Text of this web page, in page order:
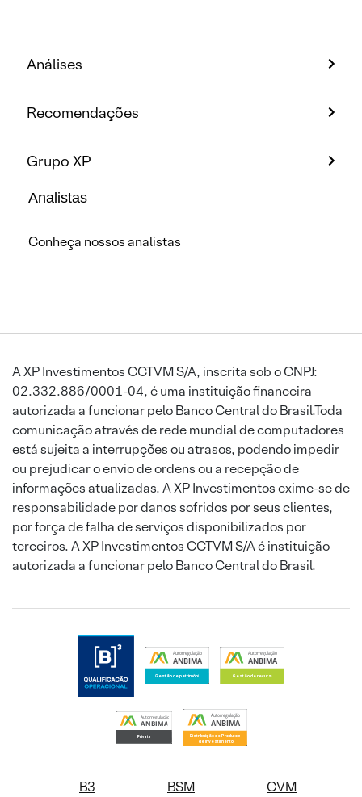
Análises
Recomendações
Grupo XP
Analistas
Conheça nossos analistas
A XP Investimentos CCTVM S/A, inscrita sob o CNPJ:
02.332.886/0001-04, é uma instituição financeira
autorizada a funcionar pelo Banco Central do Brasil.Toda
comunicação através de rede mundial de computadores
está sujeita a interrupções ou atrasos, podendo impedir
ou prejudicar o envio de ordens ou a recepção de
informações atualizadas. A XP Investimentos exime-se de
responsabilidade por danos sofridos por seus clientes,
por força de falha de serviços disponibilizados por
terceiros. A XP Investimentos CCTVM S/A é instituição
autorizada a funcionar pelo Banco Central do Brasil.
B3 BSM CVM